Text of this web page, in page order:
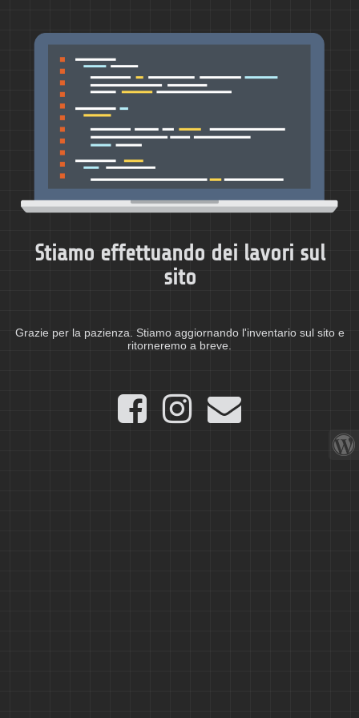
Stiamo effettuando dei lavori sul
sito
Grazie per la pazienza. Stiamo aggiornando l'inventario sul sito e
ritorneremo a breve.